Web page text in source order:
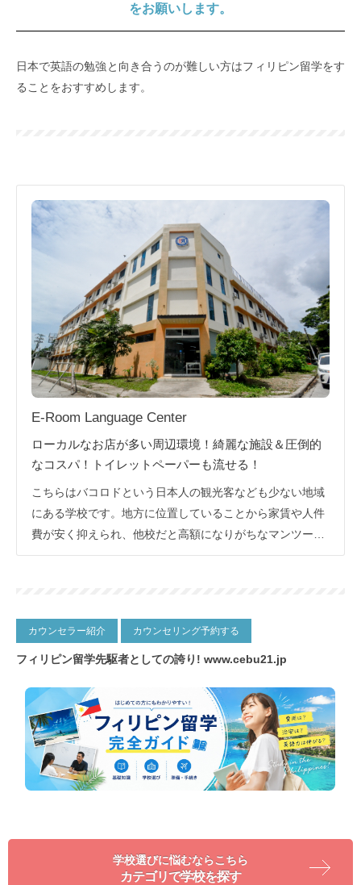
をお願いします。
日本で英語の勉強と向き合うのが難しい方はフィリピン留学をす
ることをおすすめします。
E-Room Language Center
ローカルなお店が多い周辺環境！綺麗な施設＆圧倒的
なコスパ！トイレットペーパーも流せる！
こちらはバコロドという日本人の観光客なども少ない地域
にある学校です。地方に位置していることから家賃や人件
費が安く抑えられ、他校だと高額になりがちなマンツーマ
ンをメインとしたコースが格安で充実!スパルタをご希望の
カウンセラー紹介 カウンセリング予約する
フィリピン留学先駆者としての誇り! www.cebu21.jp
学校選びに悩むならこちら
カテゴリで学校を探す